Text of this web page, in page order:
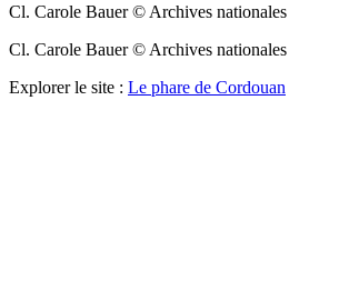
Cl. Carole Bauer © Archives nationales
Cl. Carole Bauer © Archives nationales
Explorer le site : Le phare de Cordouan